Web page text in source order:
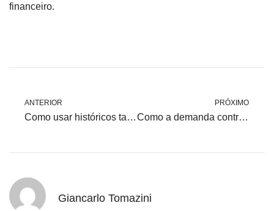
financeiro.
ANTERIOR
Como usar históricos tarifários para negociar tarifas melhores
PRÓXIMO
Como a demanda contratada afeta o custo final no ambiente livre
Giancarlo Tomazini